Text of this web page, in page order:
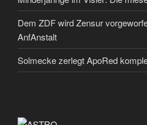
Dem ZDF wird Zensur
AnfAnstalt
Solmecke zerlegt ApoRed